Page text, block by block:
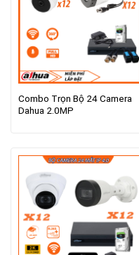
Combo Trọn Bộ 24 Camera
Dahua 2.0MP